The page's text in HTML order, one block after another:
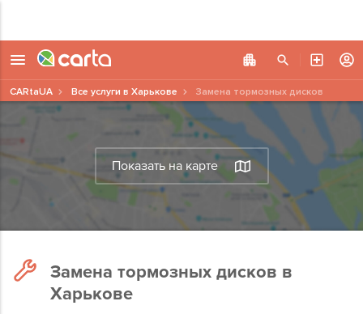
Показать на карте
CARtaUA Все услуги в Харькове Замена тормозных дисков
Замена тормозных дисков в
Харькове